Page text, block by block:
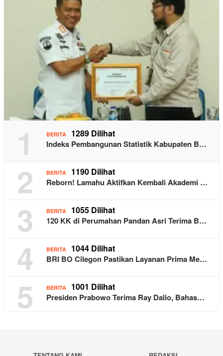
1 BERITA 1289 Dilihat
Indeks Pembangunan Statistik Kabupaten B…
2 BERITA 1190 Dilihat
Reborn! Lamahu Aktifkan Kembali Akademi …
3 BERITA 1055 Dilihat
120 KK di Perumahan Pandan Asri Terima B…
4 BERITA 1044 Dilihat
BRI BO Cilegon Pastikan Layanan Prima Me…
5 BERITA 1001 Dilihat
Presiden Prabowo Terima Ray Dalio, Bahas…